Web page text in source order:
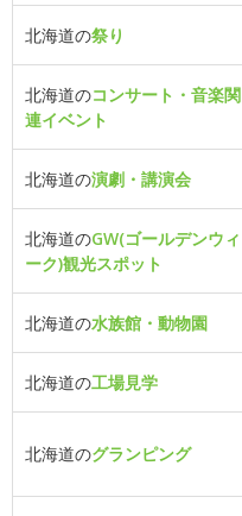
北海道の祭り
北海道のコンサート・音楽関
連イベント
北海道の演劇・講演会
北海道のGW(ゴールデンウィ
ーク)観光スポット
北海道の水族館・動物園
北海道の工場見学
北海道のグランピング